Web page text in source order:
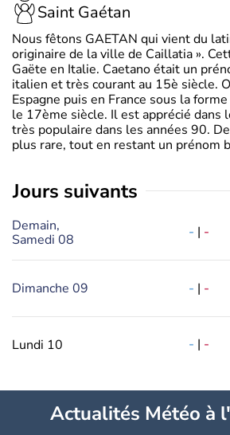
Saint Gaétan
Nous fêtons GAETAN qui vient du
originaire de la ville de Caillatia ».
Gaëte en Italie. Caetano était un
italien et très courant au 15è siècle.
Espagne puis en France sous la
le 17ème siècle. Il est apprécié dans
très populaire dans les années 90.
plus rare, tout en restant un prénom
jours suivants
Demain,
Samedi 08
- | -
Dimanche 09 - | -
Lundi 10 - | -
Actualités Météo à